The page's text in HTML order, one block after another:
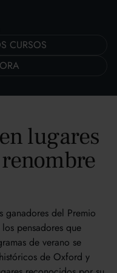
CURSOS
lugares
ganadores del Premio
pensadores que
de verano se
de Oxford y